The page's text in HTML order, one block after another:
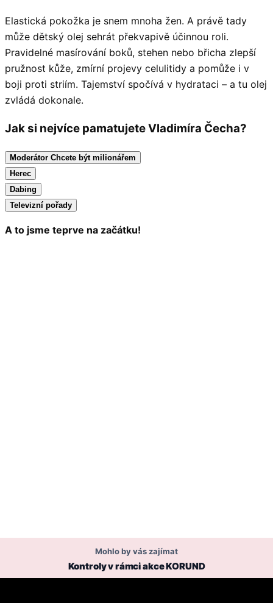
Elastická pokožka je snem mnoha žen. A právě tady
může dětský olej sehrát překvapivě účinnou roli.
Pravidelné masírování boků, stehen nebo břicha zlepší
pružnost kůže, zmírní projevy celulitidy a pomůže i v
boji proti striím. Tajemství spočívá v hydrataci – a tu olej
zvládá dokonale.
Jak si nejvíce pamatujete Vladimíra Čecha?
Moderátor Chcete být milionářem
Herec
Dabing
Televizní pořady
A to jsme teprve na začátku!
Mohlo by vás zajímat
Kontroly v rámci akce KORUND